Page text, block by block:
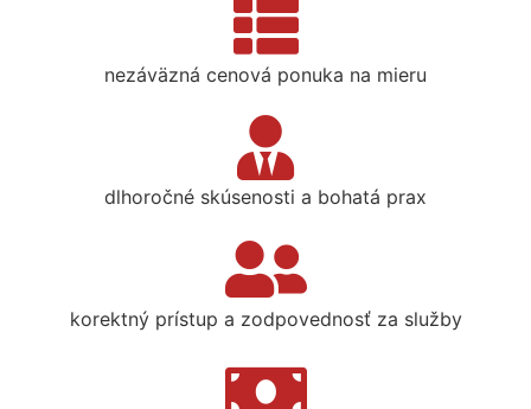
nezáväzná cenová ponuka na mieru
dlhoročné skúsenosti a bohatá prax
korektný prístup a zodpovednosť za služby